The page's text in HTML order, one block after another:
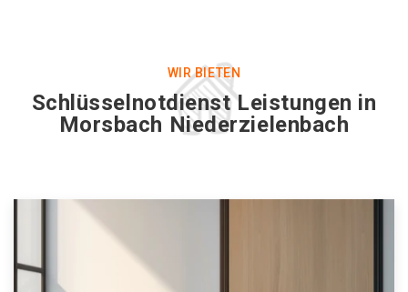
WIR BIETEN
Schlüsselnotdienst Leistungen in
Morsbach Niederzielenbach